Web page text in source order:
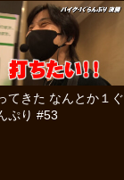
てきた なんとか１ぐ
ぷり #53